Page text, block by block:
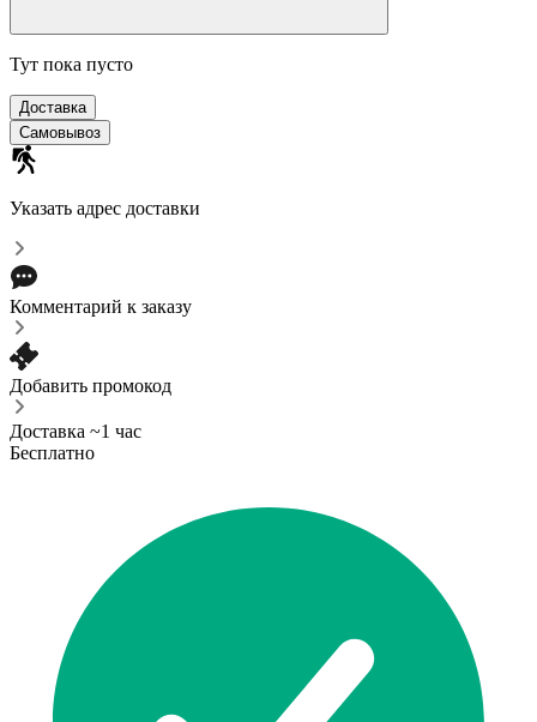
Тут пока пусто
Доставка
Самовывоз
Указать адрес доставки
Комментарий к заказу
Добавить промокод
Доставка ~1 час
Бесплатно